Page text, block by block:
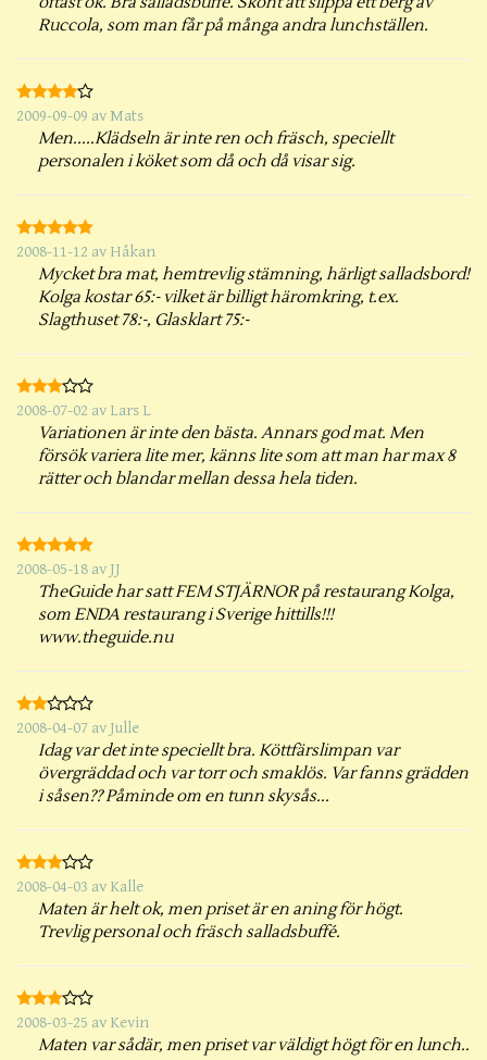
Ruccola, som man får på många andra lunchställen.
2009-09-09 av Mats
Men.....Klädseln är inte ren och fräsch, speciellt
personalen i köket som då och då visar sig.
2008-11-12 av Håkan
Mycket bra mat, hemtrevlig stämning, härligt salladsbord!
Kolga kostar 65:- vilket är billigt häromkring, t.ex.
Slagthuset 78:-, Glasklart 75:-
2008-07-02 av Lars L
Variationen är inte den bästa. Annars god mat. Men
försök variera lite mer, känns lite som att man har max 8
rätter och blandar mellan dessa hela tiden.
2008-05-18 av JJ
TheGuide har satt FEM STJÄRNOR på restaurang Kolga,
som ENDA restaurang i Sverige hittills!!!
www.theguide.nu
2008-04-07 av Julle
Idag var det inte speciellt bra. Köttfärslimpan var
övergräddad och var torr och smaklös. Var fanns grädden
i såsen?? Påminde om en tunn skysås...
2008-04-03 av Kalle
Maten är helt ok, men priset är en aning för högt.
Trevlig personal och fräsch salladsbuffé.
2008-03-25 av Kevin
Maten var sådär, men priset var väldigt högt för en lunch..